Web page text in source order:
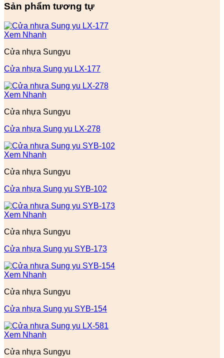
Sản phẩm tương tự
Xem Nhanh
Cửa nhựa Sungyu
Cửa nhựa Sung yu LX-177
Xem Nhanh
Cửa nhựa Sungyu
Cửa nhựa Sung yu LX-278
Xem Nhanh
Cửa nhựa Sungyu
Cửa nhựa Sung yu SYB-102
Xem Nhanh
Cửa nhựa Sungyu
Cửa nhựa Sung yu SYB-173
Xem Nhanh
Cửa nhựa Sungyu
Cửa nhựa Sung yu SYB-154
Xem Nhanh
Cửa nhựa Sungyu